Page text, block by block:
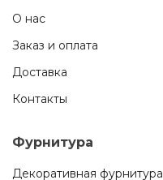
О нас
Заказ и оплата
Доставка
Контакты
Фурнитура
Декоративная фурнитура